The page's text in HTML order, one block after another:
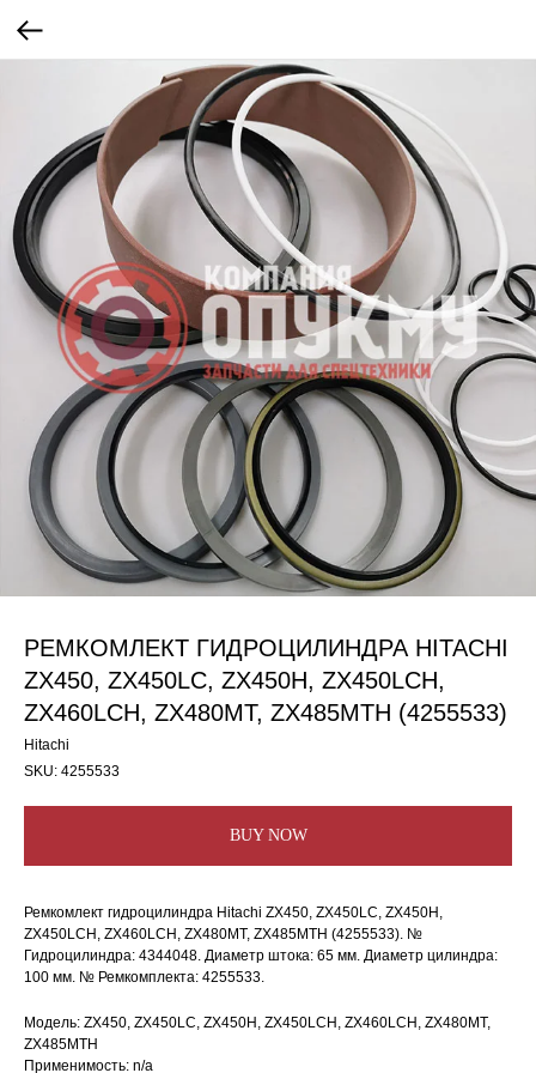
РЕМКОМЛЕКТ ГИДРОЦИЛИНДРА HITACHI
ZX450, ZX450LC, ZX450H, ZX450LCH,
ZX460LCH, ZX480MT, ZX485MTH (4255533)
Hitachi
SKU: 4255533
BUY NOW
Ремкомлект гидроцилиндра Hitachi ZX450, ZX450LC, ZX450H,
ZX450LCH, ZX460LCH, ZX480MT, ZX485MTH (4255533). №
Гидроцилиндра: 4344048. Диаметр штока: 65 мм. Диаметр цилиндра:
100 мм. № Ремкомплекта: 4255533.
Модель: ZX450, ZX450LC, ZX450H, ZX450LCH, ZX460LCH, ZX480MT,
ZX485MTH
Применимость: n/a